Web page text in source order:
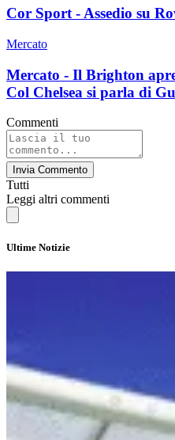
Cor Sport - Assedio su
Mercato
Mercato - Il Brighton
Col Chelsea si parla di
Commenti
Invia Commento
Tutti
Leggi altri commenti
Ultime Notizie